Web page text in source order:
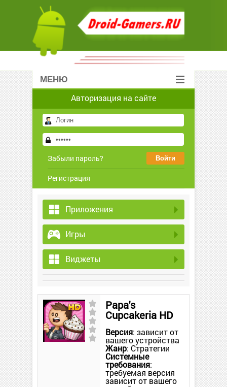
МЕНЮ
Авторизация на сайте
Забыли пароль?
Регистрация
Приложения
Игры
Виджеты
Papa's
Cupcakeria HD
Версия: зависит от
вашего устройства
Жанр: Стратегии
Системные
требования:
требуемая версия
зависит от вашего